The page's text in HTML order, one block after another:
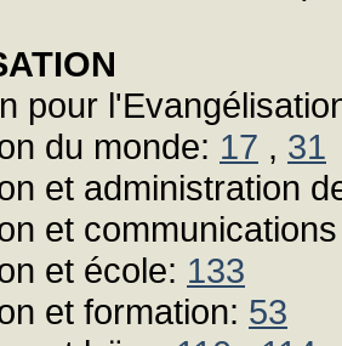
pour
du monde: 17 , 31
et administration
et
et école: 133
et formation: 53